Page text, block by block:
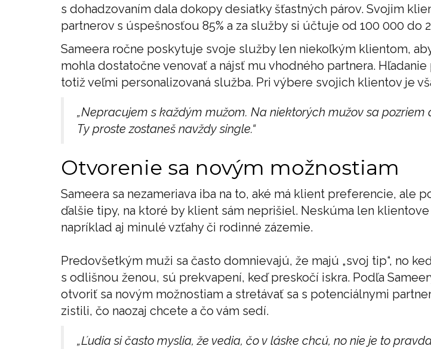
s dohadzovaním dala dokopy desiatky šťastných párov. Svojim
partnerov s úspešnosťou 85% a za služby si účtuje od 100 000 do
Sameera ročne poskytuje svoje služby len niekoľkým klientom,
mohla dostatočne venovať a nájsť mu vhodného partnera.
totiž veľmi personalizovaná služba. Pri výbere svojich klientov je
„Nepracujem s každým mužom. Na niektorých mužov sa pozriem
Ty proste zostaneš navždy single.“
Otvorenie sa novým možnostiam
Sameera sa nezameriava iba na to, aké má klient preferencie, ale
ďalšie tipy, na ktoré by klient sám neprišiel. Neskúma len
napríklad aj minulé vzťahy či rodinné zázemie.
Predovšetkým muži sa často domnievajú, že majú „svoj tip“, no
s odlišnou ženou, sú prekvapení, keď preskočí iskra. Podľa
otvoriť sa novým možnostiam a stretávať sa s potenciálnymi
zistili, čo naozaj chcete a čo vám sedí.
„Ľudia si často myslia, že vedia, čo v láske chcú, no nie je to